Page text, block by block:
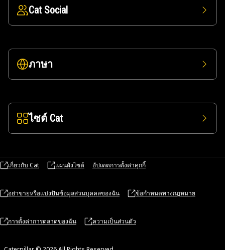
Cat Social
ภาษา
ไซต์ Cat
เกี่ยวกับ Cat แผนผังไซต์ อัปเดตการตั้งค่าคุกกี้
อย่าขายหรือแบ่งปันข้อมูลส่วนบุคคลของฉัน ข้อกำหนดทางกฎหมาย
การตั้งค่าการตลาดของฉัน ความเป็นส่วนตัว